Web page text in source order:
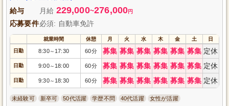
給与 月給 229,000~276,000円
応募要件必須: 自動車免許
就業時間 休憩 月 火 水 木 金 土 日
日勤 8:30～ 17:30 60分 募集 募集 募集 募集 募集 募集 定休
日勤 9:00～ 18:00 60分 募集 募集 募集 募集 募集 募集 定休
日勤 9:30～ 18:30 60分 募集 募集 募集 募集 募集 募集 定休
未経験可 新卒可 50代活躍 学歴不問 40代活躍 女性が活躍